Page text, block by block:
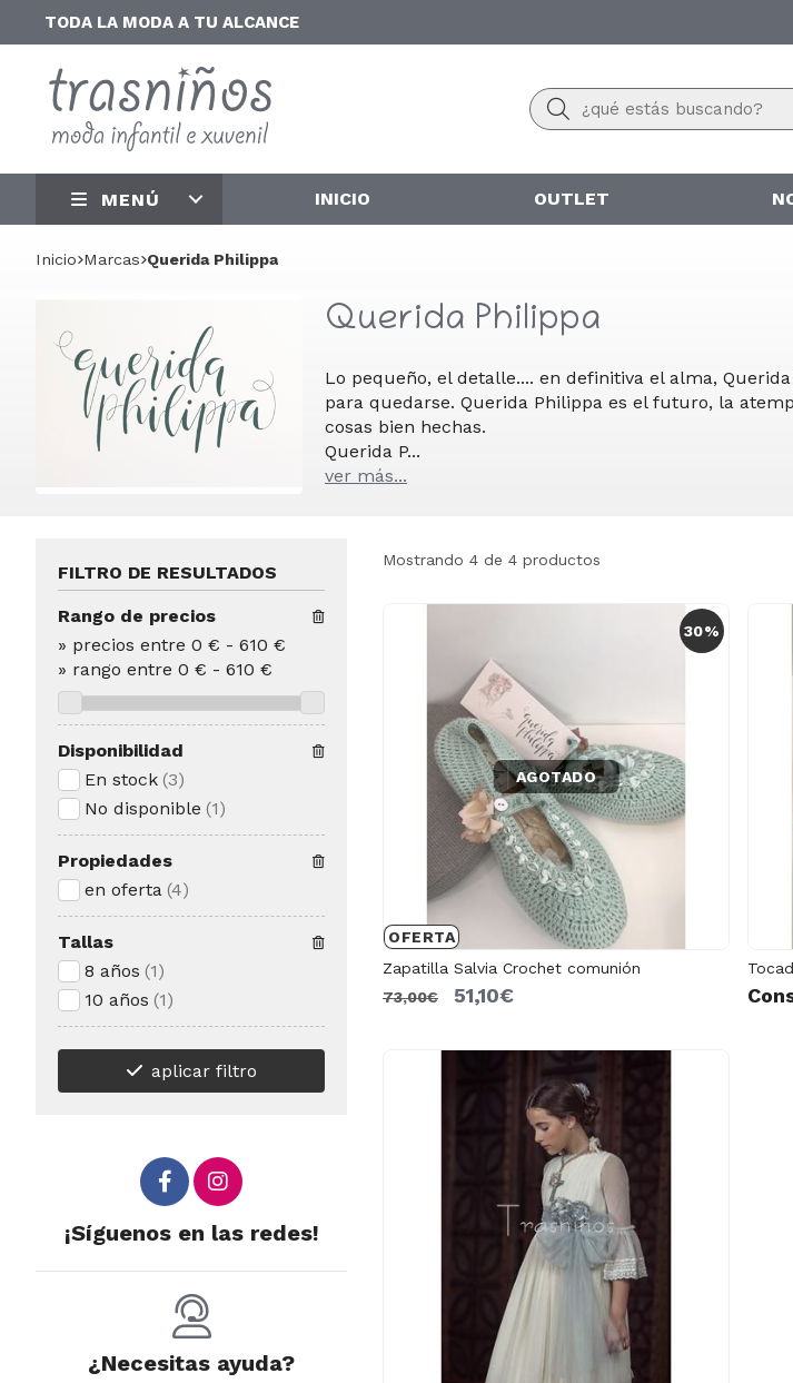
TODA LA MODA A TU ALCANCE
Buscar
MENÚ INICIO OUTLET
Inicio marcas Querida Philippa
Querida Philippa
Lo pequeño, el detalle.... en definitiva el alma,
para quedarse. Querida Philippa es el futuro, la
cosas bien hechas.
Querida P...
ver más...
Mostrando 4 de 4 productos
30%
OFERTA
AGOTADO
Zapatilla Salvia Crochet comunión
73,00€
51,10€
FILTRO DE RESULTADOS
Rango de precios
» precios entre 0 € - 610 €
» rango entre 0 € - 610 €
Disponibilidad
En stock (3)
No disponible (1)
Propiedades
en oferta (4)
Tallas
8 años (1)
10 años (1)
aplicar filtro
¡Síguenos en las redes!
¿Necesitas ayuda?